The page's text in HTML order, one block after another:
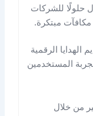
حلولًا للشركات
مكافآت مبتكرة.
الهدايا الرقمية
المستخدمين
من خلال